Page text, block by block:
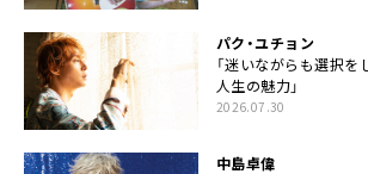
パク・ユチョン
「迷いながらも選択
人生の魅力」
2026.07.30
中島卓偉